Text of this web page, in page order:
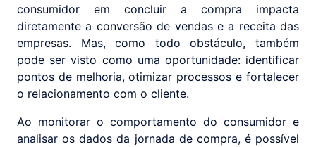
consumidor em concluir a compra impacta
diretamente a conversão de vendas e a receita das
empresas. Mas, como todo obstáculo, também
pode ser visto como uma oportunidade: identificar
pontos de melhoria, otimizar processos e fortalecer
o relacionamento com o cliente.
Ao monitorar o comportamento do consumidor e
analisar os dados da jornada de compra, é possível